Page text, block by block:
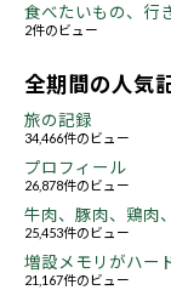
食べたいもの、行
2件のビュー
全期間の人気
旅の記録
34,466件のビュー
プロフィール
26,878件のビュー
牛肉、豚肉、鶏肉
25,453件のビュー
増設メモリがハー
21,167件のビュー